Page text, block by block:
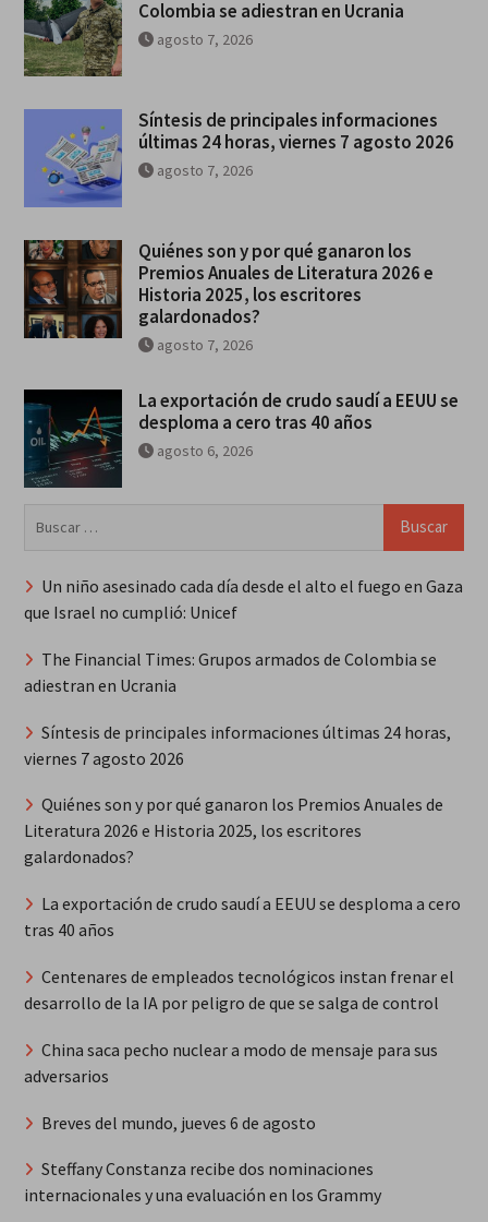
Colombia se adiestran en Ucrania
agosto 7, 2026
Síntesis de principales informaciones
últimas 24 horas, viernes 7 agosto 2026
agosto 7, 2026
Quiénes son y por qué ganaron los
Premios Anuales de Literatura 2026 e
Historia 2025, los escritores
galardonados?
agosto 7, 2026
La exportación de crudo saudí a EEUU se
desploma a cero tras 40 años
agosto 6, 2026
Un niño asesinado cada día desde el alto el fuego en Gaza
que Israel no cumplió: Unicef
The Financial Times: Grupos armados de Colombia se
adiestran en Ucrania
Síntesis de principales informaciones últimas 24 horas,
viernes 7 agosto 2026
Quiénes son y por qué ganaron los Premios Anuales de
Literatura 2026 e Historia 2025, los escritores
galardonados?
La exportación de crudo saudí a EEUU se desploma a cero
tras 40 años
Centenares de empleados tecnológicos instan frenar el
desarrollo de la IA por peligro de que se salga de control
China saca pecho nuclear a modo de mensaje para sus
adversarios
Breves del mundo, jueves 6 de agosto
Steffany Constanza recibe dos nominaciones
internacionales y una evaluación en los Grammy